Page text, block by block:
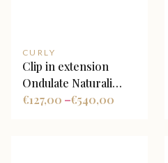
CURLY
Clip in extension
Ondulate Naturali
colore nero Naturale
127,00
€ – 540,00
€